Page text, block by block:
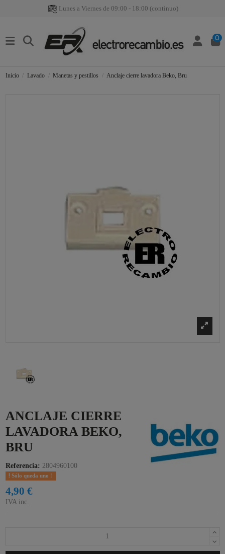
Lunes a Viernes de 09:00 - 18:00 (continuo)
0
Inicio Lavado Manetas y pestillos Anclaje cierre lavadora Beko, Bru
ANCLAJE CIERRE
LAVADORA BEKO,
BRU
Referencia: 2804960100
Sólo queda uno !
4,90 €
IVA inc.